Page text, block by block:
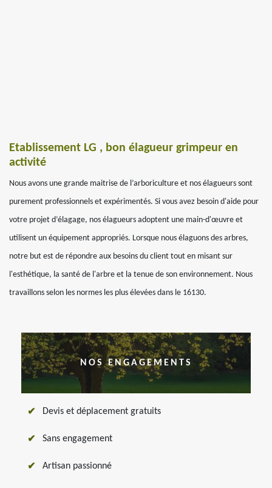
Etablissement LG , bon élagueur grimpeur en
activité
Nous avons une grande maitrise de l’arboriculture et nos élagueurs sont
purement professionnels et expérimentés. Si vous avez besoin d'aide pour
votre projet d’élagage, nos élagueurs adoptent une main-d'œuvre et
utilisent un équipement appropriés. Lorsque nous élaguons des arbres,
notre but est de répondre aux besoins du client tout en misant sur
l'esthétique, la santé de l'arbre et la tenue de son environnement. Nous
travaillons selon les normes les plus élevées dans le 16130.
NOS ENGAGEMENTS
Devis et déplacement gratuits
Sans engagement
Artisan passionné